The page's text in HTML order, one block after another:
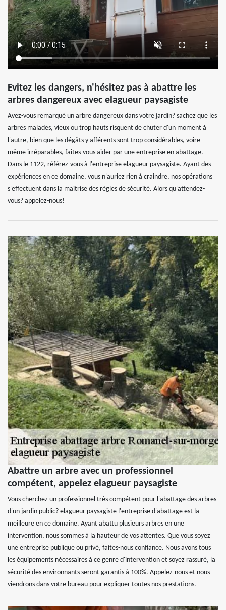
Evitez les dangers, n'hésitez pas à abattre les
arbres dangereux avec elagueur paysagiste
Avez-vous remarqué un arbre dangereux dans votre jardin? sachez que les
arbres malades, vieux ou trop hauts risquent de chuter d'un moment à
l'autre, bien que les dégâts y afférents sont trop considérables, voire
même irréparables, faites-vous aider par une entreprise en abattage.
Dans le 1122, référez-vous à l'entreprise elagueur paysagiste. Ayant des
expériences en ce domaine, vous n'auriez rien à craindre, nos opérations
s'effectuent dans la maitrise des règles de sécurité. Alors qu'attendez-
vous? appelez-nous!
Abattre un arbre avec un professionnel
compétent, appelez elagueur paysagiste
Vous cherchez un professionnel très compétent pour l'abattage des arbres
d'un jardin public? elagueur paysagiste l'entreprise d'abattage est la
meilleure en ce domaine. Ayant abattu plusieurs arbres en une
intervention, nous sommes à la hauteur de vos attentes. Que vous soyez
une entreprise publique ou privé, faites-nous confiance. Nous avons tous
les équipements nécessaires à ce genre d'intervention et soyez rassuré, la
sécurité des environnants seront garantis à 100%. Appelez-nous et nous
viendrons dans votre bureau pour expliquer toutes nos prestations.